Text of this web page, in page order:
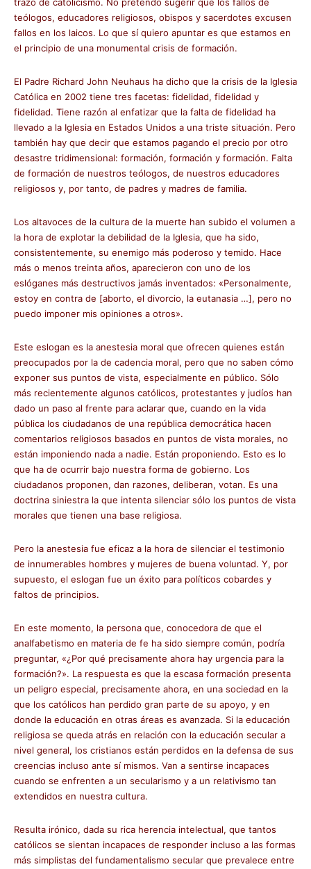
teólogos, educadores religiosos, obispos y sacerdotes excusen
fallos en los laicos. Lo que sí quiero apuntar es que estamos en
el principio de una monumental crisis de formación.
El Padre Richard John Neuhaus ha dicho que la crisis de la Iglesia
Católica en 2002 tiene tres facetas: fidelidad, fidelidad y
fidelidad. Tiene razón al enfatizar que la falta de fidelidad ha
llevado a la Iglesia en Estados Unidos a una triste situación. Pero
también hay que decir que estamos pagando el precio por otro
desastre tridimensional: formación, formación y formación. Falta
de formación de nuestros teólogos, de nuestros educadores
religiosos y, por tanto, de padres y madres de familia.
Los altavoces de la cultura de la muerte han subido el volumen a
la hora de explotar la debilidad de la Iglesia, que ha sido,
consistentemente, su enemigo más poderoso y temido. Hace
más o menos treinta años, aparecieron con uno de los
eslóganes más destructivos jamás inventados: «Personalmente,
estoy en contra de [aborto, el divorcio, la eutanasia …], pero no
puedo imponer mis opiniones a otros».
Este eslogan es la anestesia moral que ofrecen quienes están
preocupados por la de cadencia moral, pero que no saben cómo
exponer sus puntos de vista, especialmente en público. Sólo
más recientemente algunos católicos, protestantes y judíos han
dado un paso al frente para aclarar que, cuando en la vida
pública los ciudadanos de una república democrática hacen
comentarios religiosos basados en puntos de vista morales, no
están imponiendo nada a nadie. Están proponiendo. Esto es lo
que ha de ocurrir bajo nuestra forma de gobierno. Los
ciudadanos proponen, dan razones, deliberan, votan. Es una
doctrina siniestra la que intenta silenciar sólo los puntos de vista
morales que tienen una base religiosa.
Pero la anestesia fue eficaz a la hora de silenciar el testimonio
de innumerables hombres y mujeres de buena voluntad. Y, por
supuesto, el eslogan fue un éxito para políticos cobardes y
faltos de principios.
En este momento, la persona que, conocedora de que el
analfabetismo en materia de fe ha sido siempre común, podría
preguntar, «¿Por qué precisamente ahora hay urgencia para la
formación?». La respuesta es que la escasa formación presenta
un peligro especial, precisamente ahora, en una sociedad en la
que los católicos han perdido gran parte de su apoyo, y en
donde la educación en otras áreas es avanzada. Si la educación
religiosa se queda atrás en relación con la educación secular a
nivel general, los cristianos están perdidos en la defensa de sus
creencias incluso ante sí mismos. Van a sentirse incapaces
cuando se enfrenten a un secularismo y a un relativismo tan
extendidos en nuestra cultura.
Resulta irónico, dada su rica herencia intelectual, que tantos
católicos se sientan incapaces de responder incluso a las formas
más simplistas del fundamentalismo secular que prevalece entre